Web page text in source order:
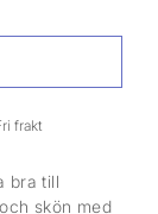
frakt
bra till
skön med